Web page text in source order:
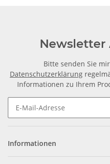
Newsletter
Bitte senden Sie
Datenschutzerklärung
Informationen zu Ihrem
Informationen